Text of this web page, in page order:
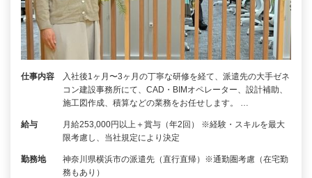
仕事内容
入社後1ヶ月〜3ヶ月の丁寧な研修を経て、派遣先の大手ゼネ
コン建設事務所にて、CAD・BIMオペレーター、設計補助、
施工図作成、積算などの業務をお任せします。 …
給与
月給253,000円以上＋賞与（年2回） ※経験・スキルを最大
限考慮し、当社規定により決定
勤務地
神奈川県横浜市の派遣先（直行直帰）※通勤圏考慮（在宅勤
務もあり）